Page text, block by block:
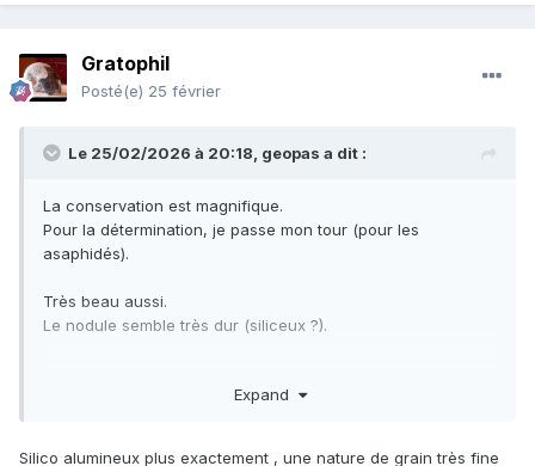
Gratophil
Posté(e) 25 février
Le 25/02/2026 à 20:18, geopas a dit :
La conservation est magnifique.
Pour la détermination, je passe mon tour (pour les
asaphidés).
Très beau aussi.
Le nodule semble très dur (siliceux ?).
Expand
Silico alumineux plus exactement , une nature de grain très fine